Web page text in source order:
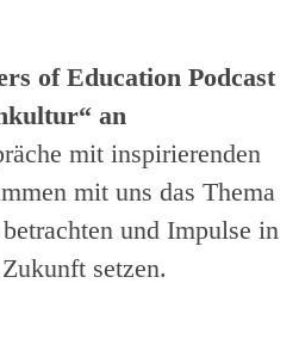
of Education Podcast
an
mit inspirierenden
mit uns das Thema
und Impulse in
setzen.